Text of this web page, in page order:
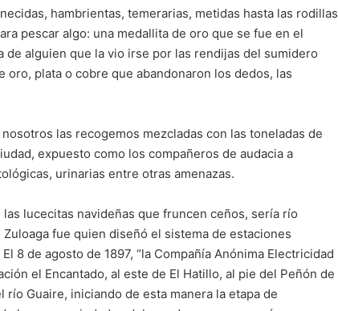
hambrientas, temerarias, metidas hasta las rodillas
pescar algo: una medallita de oro que se fue en el
de alguien que la vio irse por las rendijas del sumidero
plata o cobre que abandonaron los dedos, las
las recogemos mezcladas con las toneladas de
expuesto como los compañeros de audacia a
urinarias entre otras amenazas.
lucecitas navideñas que fruncen ceños, sería río
fue quien diseñó el sistema de estaciones
8 de agosto de 1897, “la Compañía Anónima Electricidad
el Encantado, al este de El Hatillo, al pie del Peñón de
río Guaire, iniciando de esta manera la etapa de